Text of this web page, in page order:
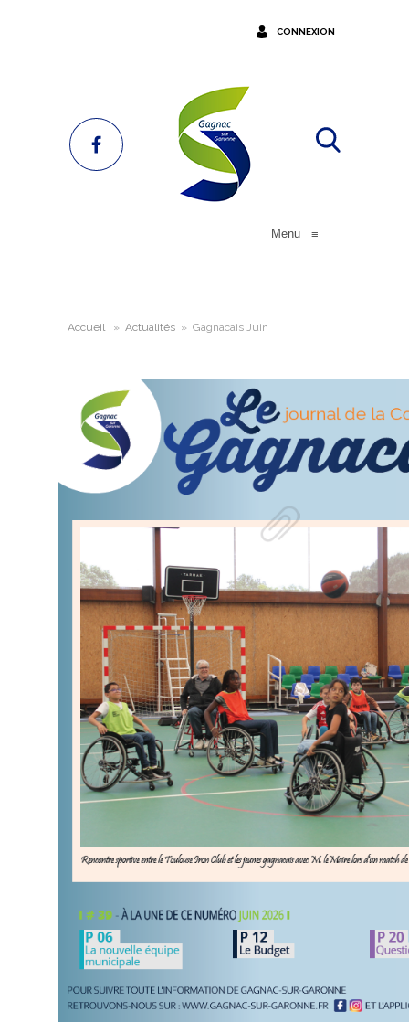
CONNEXION
Menu ≡
Accueil » Actualités » Gagnacais Juin